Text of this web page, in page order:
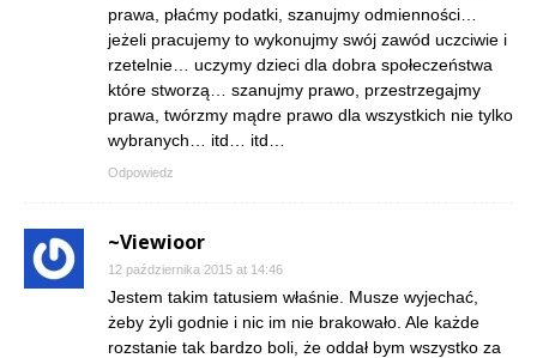
prawa, płaćmy podatki, szanujmy odmienności…
jeżeli pracujemy to wykonujmy swój zawód uczciwie i
rzetelnie… uczymy dzieci dla dobra społeczeństwa
które stworzą… szanujmy prawo, przestrzegajmy
prawa, twórzmy mądre prawo dla wszystkich nie tylko
wybranych… itd… itd…
Odpowiedz
~Viewioor
12 października 2015 at 14:46
Jestem takim tatusiem właśnie. Musze wyjechać,
żeby żyli godnie i nic im nie brakowało. Ale każde
rozstanie tak bardzo boli, że oddał bym wszystko za